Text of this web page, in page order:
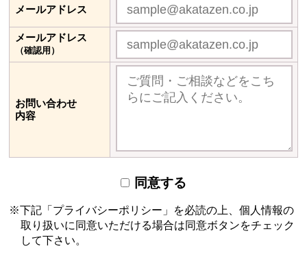
メールアドレス
メールアドレス
（確認用）
お問い合わせ
内容
同意する
下記「プライバシーポリシー」を必読の上、個人情報の
取り扱いに同意いただける場合は同意ボタンをチェック
して下さい。